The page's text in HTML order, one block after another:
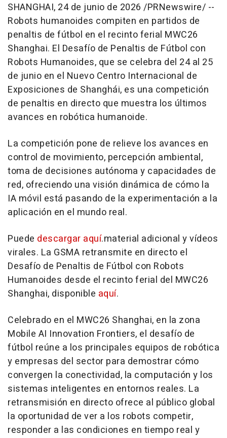
SHANGHAI, 24 de junio de 2026 /PRNewswire/ --
Robots humanoides compiten en partidos de
penaltis de fútbol en el recinto ferial MWC26
Shanghai. El Desafío de Penaltis de Fútbol con
Robots Humanoides, que se celebra del 24 al 25
de junio en el Nuevo Centro Internacional de
Exposiciones de Shanghái, es una competición
de penaltis en directo que muestra los últimos
avances en robótica humanoide.
La competición pone de relieve los avances en
control de movimiento, percepción ambiental,
toma de decisiones autónoma y capacidades de
red, ofreciendo una visión dinámica de cómo la
IA móvil está pasando de la experimentación a la
aplicación en el mundo real.
Puede descargar aquí.material adicional y vídeos
virales. La GSMA retransmite en directo el
Desafío de Penaltis de Fútbol con Robots
Humanoides desde el recinto ferial del MWC26
Shanghai, disponible aquí.
Celebrado en el MWC26 Shanghai, en la zona
Mobile AI Innovation Frontiers, el desafío de
fútbol reúne a los principales equipos de robótica
y empresas del sector para demostrar cómo
convergen la conectividad, la computación y los
sistemas inteligentes en entornos reales. La
retransmisión en directo ofrece al público global
la oportunidad de ver a los robots competir,
responder a las condiciones en tiempo real y